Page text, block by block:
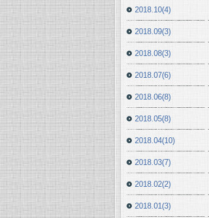
2018.10(4)
2018.09(3)
2018.08(3)
2018.07(6)
2018.06(8)
2018.05(8)
2018.04(10)
2018.03(7)
2018.02(2)
2018.01(3)